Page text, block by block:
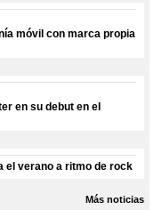
móvil con marca propia
en su debut en el
el verano a ritmo de rock
Más noticias